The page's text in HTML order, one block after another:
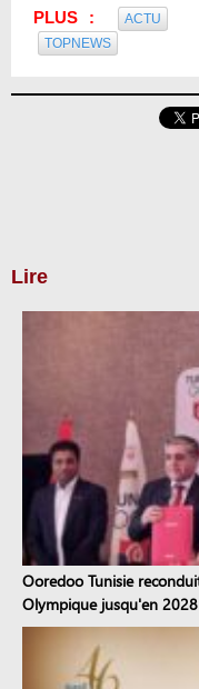
PLUS : ACTU
TOPNEWS
Lire
Ooredoo Tunisie
Olympique jusqu'en 2028